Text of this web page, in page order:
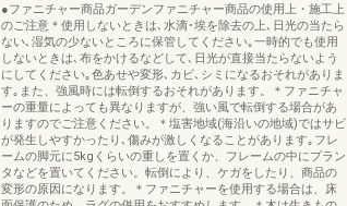
●ファニチャー商品ガーデンファニチャー商品の使用上・施工上
のご注意＊使用しないときは､水滴･埃を除去の上､日光の当たら
ない､湿気の少ないところに保管してください｡一時的でも使用
しないときは､布をかけるなどして､日光が直接当たらないよう
にしてください｡色あせや変形､カビ､シミになるおそれがありま
す｡また、強風時には転倒するおそれがあります。＊ファニチャ
ーの重量によっても異なりますが、強い風で転倒する場合があ
りますのでご注意ください。＊塩害地域(海沿いの地域)ではサビ
が発生しやすかったり､傷みが激しくなることがあります｡フレ
ームの脚元に5kgくらいの重しを置くか、フレームの中にプラン
タなどを置いてください。転倒により、ケガをしたり、商品の
変形の原因になります。＊ファニチャーを使用する場合は、床